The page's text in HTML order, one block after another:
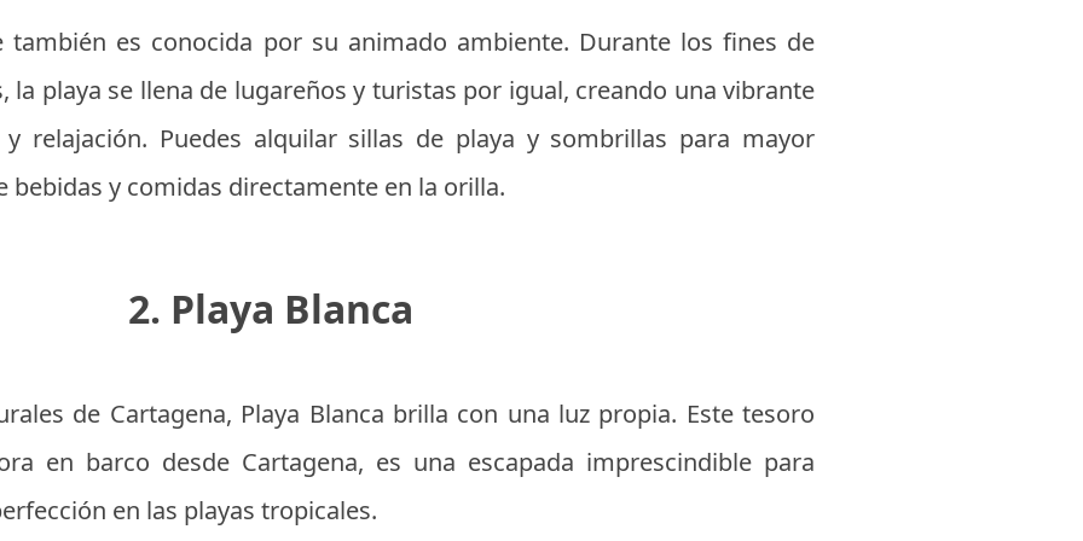
también es conocida por su animado ambiente. Durante los fines de
la playa se llena de lugareños y turistas por igual, creando una vibrante
relajación. Puedes alquilar sillas de playa y sombrillas para mayor
y comidas directamente en la orilla.
2. Playa Blanca
de Cartagena, Playa Blanca brilla con una luz propia. Este tesoro
en barco desde Cartagena, es una escapada imprescindible para
en las playas tropicales.